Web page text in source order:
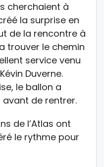
cherchaient à
la surprise en
de la rencontre à
trouver le chemin
service venu
Duverne.
le ballon a
avant de rentrer.
de l’Atlas ont
le rythme pour